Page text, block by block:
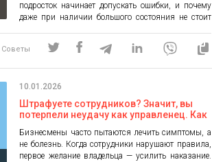
подросток начинает допускать ошибки, и почему
даже при наличии большого состояния не стоит
идеи нужно не навязывать, а «продавать», а
давать деньги только в обмен на реальные
Советы
10.01.2026
Штрафуете сотрудников? Значит, вы
потерпели неудачу как управленец. Как
Бизнесмены часто пытаются лечить симптомы, а
не болезнь. Когда сотрудники нарушают правила,
первое желание владельца — усилить наказание.